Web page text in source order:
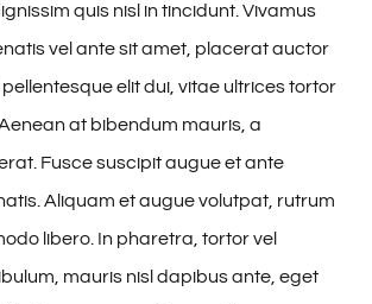
quis nisl in tincidunt. Vivamus
vel ante sit amet, placerat auctor
elit dui, vitae ultrices tortor
at bibendum mauris, a
Fusce suscipit augue et ante
Aliquam et augue volutpat, rutrum
libero. In pharetra, tortor vel
mauris nisl dapibus ante, eget